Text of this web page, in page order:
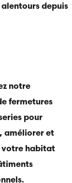
depuis
notre
fermetures
pour
améliorer et
habitat